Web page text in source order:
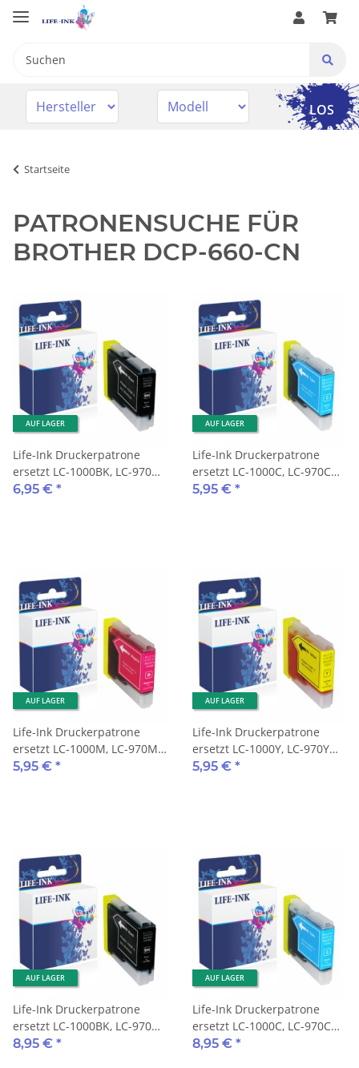
LOS
Startseite
PATRONENSUCHE FÜR
BROTHER DCP-660-CN
AUF LAGER
Life-Ink Druckerpatrone
ersetzt LC-1000BK, LC-970BK
für Brother Drucker black
6,95 € *
AUF LAGER
Life-Ink Druckerpatrone
ersetzt LC-1000C, LC-970C
für Brother Drucker cyan
5,95 € *
AUF LAGER
Life-Ink Druckerpatrone
ersetzt LC-1000M, LC-970M
für Brother Drucker
5,95 € *
AUF LAGER
Life-Ink Druckerpatrone
ersetzt LC-1000Y, LC-970Y
für Brother Drucker yellow
5,95 € *
AUF LAGER
Life-Ink Druckerpatrone
ersetzt LC-1000BK, LC-970BK
für Brother Drucker black
8,95 € *
AUF LAGER
Life-Ink Druckerpatrone
ersetzt LC-1000C, LC-970C
für Brother Drucker cyan
8,95 € *